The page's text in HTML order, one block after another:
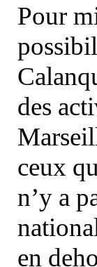
Pour
des
ceux
n’y a
en